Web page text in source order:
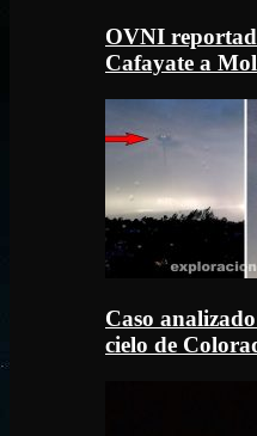
OVNI
Cafayate a
Caso
cielo de